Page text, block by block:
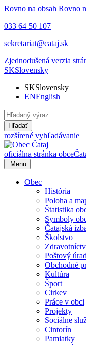
Rovno na obsah Rovno
033 64 50 107
sekretariat@cataj.sk
Zjednodušená verzia
SKSlovensky
SKSlovensky
ENEnglish
Hľadať
rozšírené vyhľadávanie
oficiálna stránka obce
Menu
Obec
História
Poloha a
Štatistika
Symboly
Čatajská
Školstvo
Poštový úrad
Obchodné
Kultúra
Šport
Cirkev
Práce v obci
Projekty
Sociálne
Cintorín
Pamiatky